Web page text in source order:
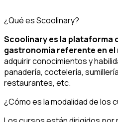
¿Qué es Scoolinary?
Scoolinary es la plataforma
gastronomía referente en el
adquirir conocimientos y
panadería, coctelería,
restaurantes, etc.
¿Cómo es la modalidad de los